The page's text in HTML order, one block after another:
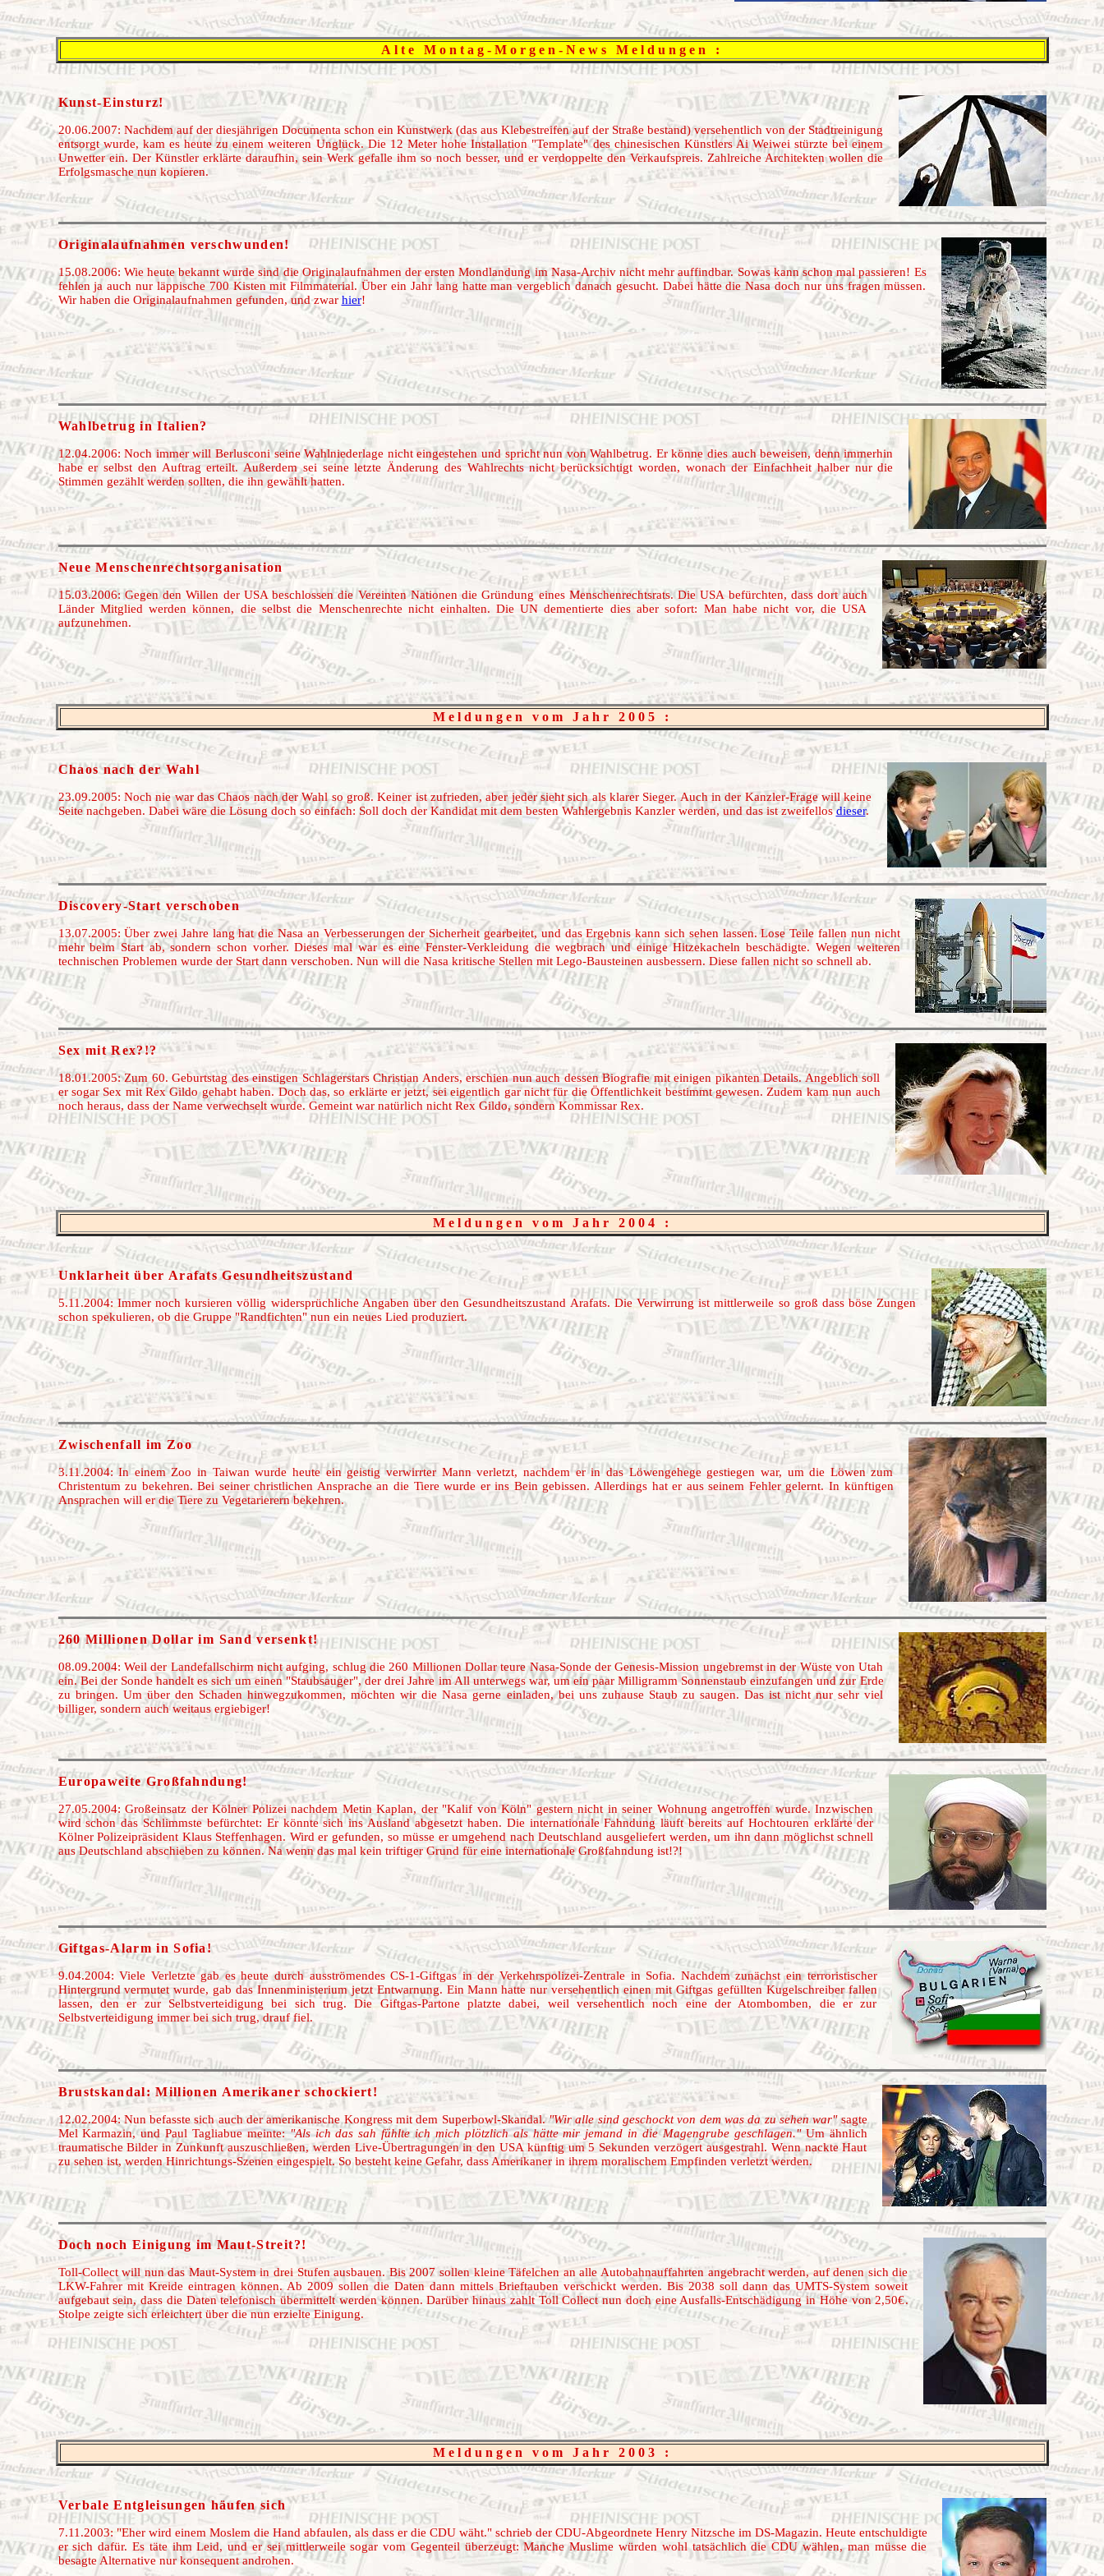
Alte Montag-Morgen-News Meldungen :
Kunst-Einsturz!
20.06.2007: Nachdem auf der diesjährigen Documenta schon ein Kunstwerk (das aus Klebestreifen auf der Straße bestand) versehentlich von der Stadtreinigung
entsorgt wurde, kam es heute zu einem weiteren Unglück. Die 12 Meter hohe Installation "Template" des chinesischen Künstlers Ai Weiwei stürzte bei einem
Unwetter ein. Der Künstler erklärte daraufhin, sein Werk gefalle ihm so noch besser, und er verdoppelte den Verkaufspreis. Zahlreiche Architekten wollen die
Erfolgsmasche nun kopieren.
Originalaufnahmen verschwunden!
15.08.2006: Wie heute bekannt wurde sind die Originalaufnahmen der ersten Mondlandung im Nasa-Archiv nicht mehr auffindbar. Sowas kann schon mal passieren! Es
fehlen ja auch nur läppische 700 Kisten mit Filmmaterial. Über ein Jahr lang hatte man vergeblich danach gesucht. Dabei hätte die Nasa doch nur uns fragen müssen.
Wir haben die Originalaufnahmen gefunden, und zwar hier!
Wahlbetrug in Italien?
12.04.2006: Noch immer will Berlusconi seine Wahlniederlage nicht eingestehen und spricht nun von Wahlbetrug. Er könne dies auch beweisen, denn immerhin
habe er selbst den Auftrag erteilt. Außerdem sei seine letzte Änderung des Wahlrechts nicht berücksichtigt worden, wonach der Einfachheit halber nur die
Stimmen gezählt werden sollten, die ihn gewählt hatten.
Neue Menschenrechtsorganisation
15.03.2006: Gegen den Willen der USA beschlossen die Vereinten Nationen die Gründung eines Menschenrechtsrats. Die USA befürchten, dass dort auch
Länder Mitglied werden können, die selbst die Menschenrechte nicht einhalten. Die UN dementierte dies aber sofort: Man habe nicht vor, die USA
aufzunehmen.
Meldungen vom Jahr 2005 :
Chaos nach der Wahl
23.09.2005: Noch nie war das Chaos nach der Wahl so groß. Keiner ist zufrieden, aber jeder sieht sich als klarer Sieger. Auch in der Kanzler-Frage will keine
Seite nachgeben. Dabei wäre die Lösung doch so einfach: Soll doch der Kandidat mit dem besten Wahlergebnis Kanzler werden, und das ist zweifellosdieser.
Discovery-Start verschoben
13.07.2005: Über zwei Jahre lang hat die Nasa an Verbesserungen der Sicherheit gearbeitet, und das Ergebnis kann sich sehen lassen. Lose Teile fallen nun nicht
mehr beim Start ab, sondern schon vorher. Dieses mal war es eine Fenster-Verkleidung die wegbrach und einige Hitzekacheln beschädigte. Wegen weiteren
technischen Problemen wurde der Start dann verschoben. Nun will die Nasa kritische Stellen mit Lego-Bausteinen ausbessern. Diese fallen nicht so schnell ab.
Sex mit Rex?!?
18.01.2005: Zum 60. Geburtstag des einstigen Schlagerstars Christian Anders, erschien nun auch dessen Biografie mit einigen pikanten Details. Angeblich soll
er sogar Sex mit Rex Gildo gehabt haben. Doch das, so erklärte er jetzt, sei eigentlich gar nicht für die Öffentlichkeit bestimmt gewesen. Zudem kam nun auch
noch heraus, dass der Name verwechselt wurde. Gemeint war natürlich nicht Rex Gildo, sondern Kommissar Rex.
Meldungen vom Jahr 2004 :
Unklarheit über Arafats Gesundheitszustand
5.11.2004: Immer noch kursieren völlig widersprüchliche Angaben über den Gesundheitszustand Arafats. Die Verwirrung ist mittlerweile so groß dass böse Zungen
schon spekulieren, ob die Gruppe "Randfichten" nun ein neues Lied produziert.
Zwischenfall im Zoo
3.11.2004: In einem Zoo in Taiwan wurde heute ein geistig verwirrter Mann verletzt, nachdem er in das Löwengehege gestiegen war, um die Löwen zum
Christentum zu bekehren. Bei seiner christlichen Ansprache an die Tiere wurde er ins Bein gebissen. Allerdings hat er aus seinem Fehler gelernt. In künftigen
Ansprachen will er die Tiere zu Vegetarierern bekehren.
260 Millionen Dollar im Sand versenkt!
08.09.2004: Weil der Landefallschirm nicht aufging, schlug die 260 Millionen Dollar teure Nasa-Sonde der Genesis-Mission ungebremst in der Wüste von Utah
ein. Bei der Sonde handelt es sich um einen "Staubsauger", der drei Jahre im All unterwegs war, um ein paar Milligramm Sonnenstaub einzufangen und zur Erde
zu bringen. Um über den Schaden hinwegzukommen, möchten wir die Nasa gerne einladen, bei uns zuhause Staub zu saugen. Das ist nicht nur sehr viel
billiger, sondern auch weitaus ergiebiger!
Europaweite Großfahndung!
27.05.2004: Großeinsatz der Kölner Polizei nachdem Metin Kaplan, der "Kalif von Köln" gestern nicht in seiner Wohnung angetroffen wurde. Inzwischen
wird schon das Schlimmste befürchtet: Er könnte sich ins Ausland abgesetzt haben. Die internationale Fahndung läuft bereits auf Hochtouren erklärte der
Kölner Polizeipräsident Klaus Steffenhagen. Wird er gefunden, so müsse er umgehend nach Deutschland ausgeliefert werden, um ihn dann möglichst schnell
aus Deutschland abschieben zu können. Na wenn das mal kein triftiger Grund für eine internationale Großfahndung ist!?!
Giftgas-Alarm in Sofia!
9.04.2004: Viele Verletzte gab es heute durch ausströmendes CS-1-Giftgas in der Verkehrspolizei-Zentrale in Sofia. Nachdem zunächst ein terroristischer
Hintergrund vermutet wurde, gab das Innenministerium jetzt Entwarnung. Ein Mann hatte nur versehentlich einen mit Giftgas gefüllten Kugelschreiber fallen
lassen, den er zur Selbstverteidigung bei sich trug. Die Giftgas-Partone platzte dabei, weil versehentlich noch eine der Atombomben, die er zur
Selbstverteidigung immer bei sich trug, drauf fiel.
Brustskandal:Millionen Amerikaner schockiert!
12.02.2004: Nun befasste sich auch der amerikanische Kongress mit dem Superbowl-Skandal."Wir alle sind geschockt von dem was da zu sehen war"sagte
Mel Karmazin, und Paul Tagliabue meinte:"Als ich das sah fühlte ich mich plötzlich als hätte mir jemand in die Magengrube geschlagen."Um ähnlich
traumatische Bilder in Zunkunft auszuschließen, werden Live-Übertragungen in den USA künftig um 5 Sekunden verzögert ausgestrahl. Wenn nackte Haut
zu sehen ist, werden Hinrichtungs-Szenen eingespielt. So besteht keine Gefahr, dass Amerikaner in ihrem moralischem Empfinden verletzt werden.
Doch noch Einigung im Maut-Streit?!
Toll-Collect will nun das Maut-System in drei Stufen ausbauen. Bis 2007 sollen kleine Täfelchen an alle Autobahnauffahrten angebracht werden, auf denen sich die
LKW-Fahrer mit Kreide eintragen können. Ab 2009 sollen die Daten dann mittels Brieftauben verschickt werden. Bis 2038 soll dann das UMTS-System soweit
aufgebaut sein, dass die Daten telefonisch übermittelt werden können. Darüber hinaus zahlt Toll Collect nun doch eine Ausfalls-Entschädigung in Höhe von 2,50€.
Stolpe zeigte sich erleichtert über die nun erzielte Einigung.
Meldungen vom Jahr 2003 :
Verbale Entgleisungen häufen sich
7.11.2003: "Eher wird einem Moslem die Hand abfaulen, als dass er die CDU wäht." schrieb der CDU-Abgeordnete Henry Nitzsche im DS-Magazin. Heute entschuldigte
er sich dafür. Es täte ihm Leid, und er sei mittlerweile sogar vom Gegenteil überzeugt: Manche Muslime würden wohl tatsächlich die CDU wählen, man müsse die
besagte Alternative nur konsequent androhen.